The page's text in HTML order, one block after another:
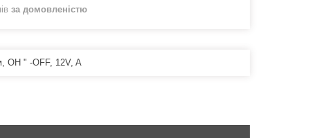
за домовленістю
ОН " -OFF, 12V, A